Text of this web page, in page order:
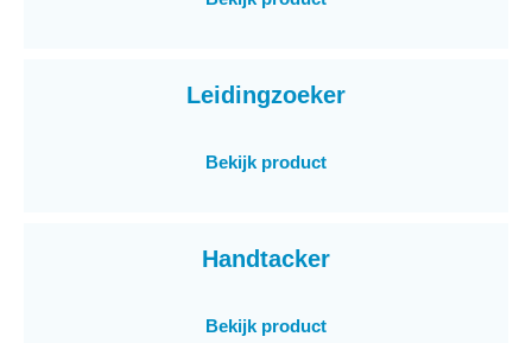
Leidingzoeker
Bekijk product
Handtacker
Bekijk product